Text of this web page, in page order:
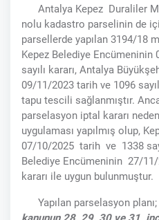
Antalya Kepez Duraliler
nolu kadastro parselinin de
parsellerde yapılan 3194/18
Kepez Belediye
sayılı kararı, Antalya
09/11/2023 tarih ve 1096
tapu tescili sağlanmıştır.
parselasyon iptal kararı
uygulaması yapılmış olup,
07/10/2025 tarih ve 1338
Belediye Encümeninin 27/
kararı ile uygun bulunmuştur.
Yapılan parselasyon planı;